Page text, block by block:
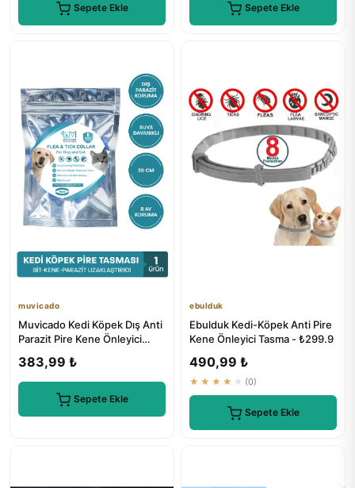
Sepete Ekle Sepete Ekle
muvicado
Muvicado Kedi Köpek Dış Anti
Parazit Pire Kene Önleyici
383,99 ₺
Sepete Ekle
ebulduk
Ebulduk Kedi-Köpek Anti Pire
Kene Önleyici Tasma - ₺299.9
490,99 ₺
★★★★★ (0)
Sepete Ekle